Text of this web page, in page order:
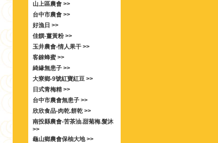
山上區農會 >>
台中市農會 >>
好漁日 >>
佳饌-薑黃粉 >>
玉井農會-情人果干 >>
客錸蜂蜜 >>
綺緣無患子 >>
大寮鄉-9號紅寶紅豆 >>
日式青梅精 >>
台中市農會無患子 >>
欣欣食品-肉乾.餅乾 >>
南投縣農會-苦茶油.甜菊梅.髮沐
>>
龜山鄉農會保柚大地 >>